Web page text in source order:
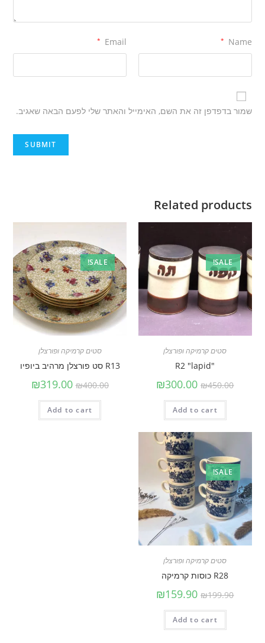
Name
*
Email
*
שמור בדפדפן זה את השם, האימייל והאתר שלי לפעם הבאה שאגיב.
Related products
SALE!
סטים קרמיקה ופורצלן
"R2 "lapid
₪450.00
₪300.00
Add to cart
SALE!
סטים קרמיקה ופורצלן
R13 סט פורצלן מרהיב ביופיו
₪400.00
₪319.00
Add to cart
SALE!
סטים קרמיקה ופורצלן
R28 כוסות קרמיקה
₪199.90
₪159.90
Add to cart